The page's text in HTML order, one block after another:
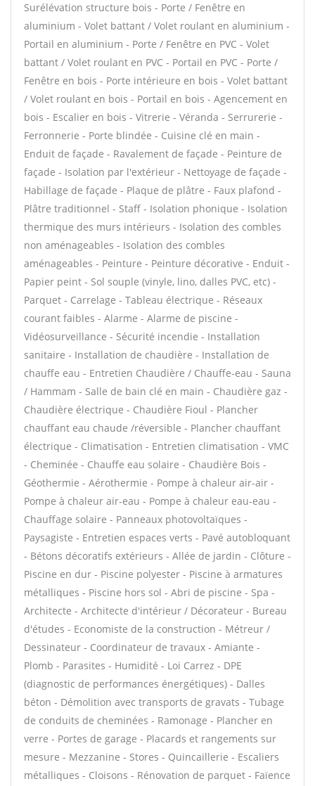
Surélévation structure bois - Porte / Fenêtre en
aluminium - Volet battant / Volet roulant en aluminium -
Portail en aluminium - Porte / Fenêtre en PVC - Volet
battant / Volet roulant en PVC - Portail en PVC - Porte /
Fenêtre en bois - Porte intérieure en bois - Volet battant
/ Volet roulant en bois - Portail en bois - Agencement en
bois - Escalier en bois - Vitrerie - Véranda - Serrurerie -
Ferronnerie - Porte blindée - Cuisine clé en main -
Enduit de façade - Ravalement de façade - Peinture de
façade - Isolation par l'extérieur - Nettoyage de façade -
Habillage de façade - Plaque de plâtre - Faux plafond -
Plâtre traditionnel - Staff - Isolation phonique - Isolation
thermique des murs intérieurs - Isolation des combles
non aménageables - Isolation des combles
aménageables - Peinture - Peinture décorative - Enduit -
Papier peint - Sol souple (vinyle, lino, dalles PVC, etc) -
Parquet - Carrelage - Tableau électrique - Réseaux
courant faibles - Alarme - Alarme de piscine -
Vidéosurveillance - Sécurité incendie - Installation
sanitaire - Installation de chaudière - Installation de
chauffe eau - Entretien Chaudière / Chauffe-eau - Sauna
/ Hammam - Salle de bain clé en main - Chaudière gaz -
Chaudière électrique - Chaudière Fioul - Plancher
chauffant eau chaude /réversible - Plancher chauffant
électrique - Climatisation - Entretien climatisation - VMC
- Cheminée - Chauffe eau solaire - Chaudière Bois -
Géothermie - Aérothermie - Pompe à chaleur air-air -
Pompe à chaleur air-eau - Pompe à chaleur eau-eau -
Chauffage solaire - Panneaux photovoltaïques -
Paysagiste - Entretien espaces verts - Pavé autobloquant
- Bétons décoratifs extérieurs - Allée de jardin - Clôture -
Piscine en dur - Piscine polyester - Piscine à armatures
métalliques - Piscine hors sol - Abri de piscine - Spa -
Architecte - Architecte d'intérieur / Décorateur - Bureau
d'études - Economiste de la construction - Métreur /
Dessinateur - Coordinateur de travaux - Amiante -
Plomb - Parasites - Humidité - Loi Carrez - DPE
(diagnostic de performances énergétiques) - Dalles
béton - Démolition avec transports de gravats - Tubage
de conduits de cheminées - Ramonage - Plancher en
verre - Portes de garage - Placards et rangements sur
mesure - Mezzanine - Stores - Quincaillerie - Escaliers
métalliques - Cloisons - Rénovation de parquet - Faïence